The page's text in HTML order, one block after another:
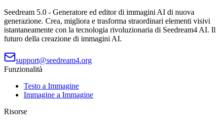
Seedream 5.0 - Generatore ed editor di immagini AI di nuova
generazione. Crea, migliora e trasforma straordinari elementi visivi
istantaneamente con la tecnologia rivoluzionaria di Seedream4 AI. Il
futuro della creazione di immagini AI.
support@seedream4.org
Funzionalità
Testo a Immagine
Immagine a Immagine
Risorse